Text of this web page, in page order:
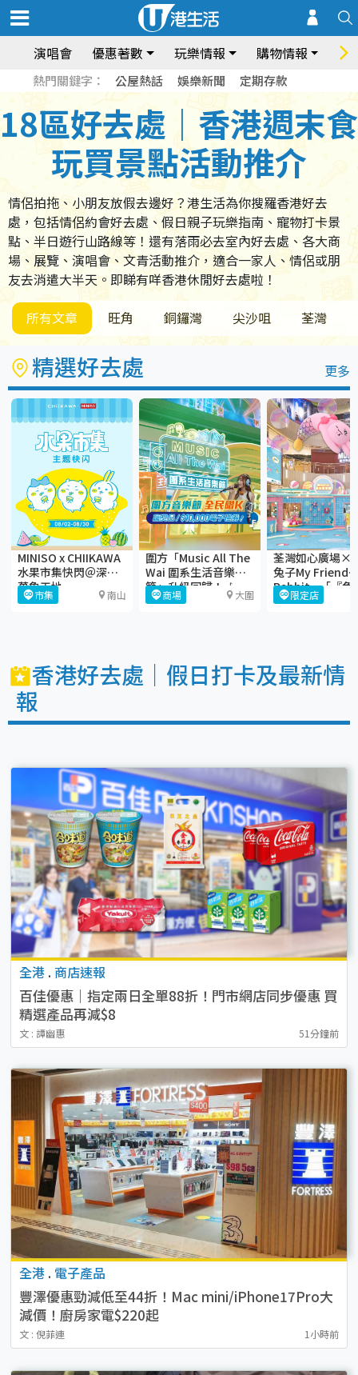
演唱會 優惠著數 玩樂情報 購物情報 飲
熱門關鍵字： 公屋熱話 娛樂新聞 定期存款
18區好去處｜香港週末食
玩買景點活動推介
情侶拍拖、小朋友放假去邊好？港生活為你搜羅香港好去
處，包括情侶約會好去處、假日親子玩樂指南、寵物打卡景
點、半日遊行山路線等！還有落雨必去室內好去處、各大商
場、展覽、演唱會、文青活動推介，適合一家人、情侶或朋
友去消遣大半天。即睇有咩香港休閒好去處啦！
所有文章
旺角 銅鑼灣 尖沙咀 荃灣
精選好去處 更多
MINISO x CHIIKAWA
水果市集快閃＠深圳
萬象天地
市集 南山
圍方「Music All The
Wai 圍系生活音樂
節」升級回歸！🎶
商場 大圍
荃灣如心廣場×
兔子My Friend
Rabbit—「『兔
gather瘋玩夏水
限定店
香港好去處｜假日打卡及最新情
報
全港 . 商店速報
百佳優惠｜指定兩日全單88折！門市網店同步優惠 買
精選產品再減$8
文 : 譚幽惠 51分鐘前
全港 . 電子產品
豐澤優惠勁減低至44折！Mac mini/iPhone17Pro大
減價！廚房家電$220起
文 : 倪菲連 1小時前